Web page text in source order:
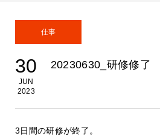
仕事
30
JUN
2023
20230630_研修修了
3日間の研修が終了。